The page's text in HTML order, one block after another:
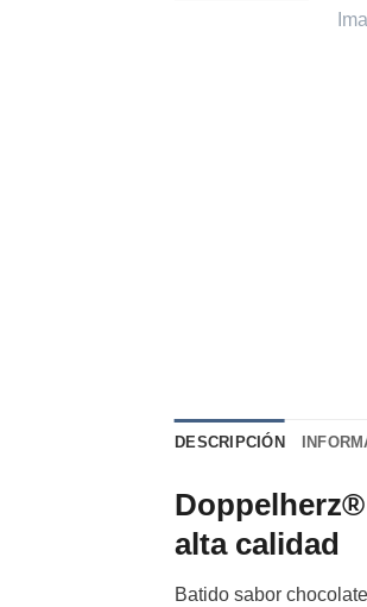
DESCRIPCIÓN
alta calidad
Batido sabor